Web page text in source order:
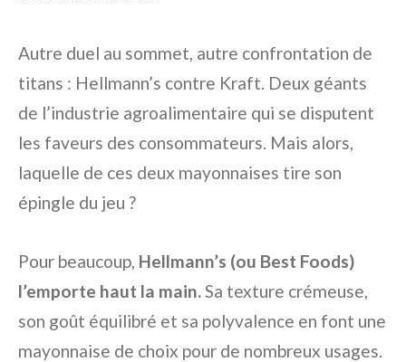
Autre duel au sommet, autre confrontation de
titans : Hellmann’s contre Kraft. Deux géants
de l’industrie agroalimentaire qui se disputent
les faveurs des consommateurs. Mais alors,
laquelle de ces deux mayonnaises tire son
épingle du jeu ?
Pour beaucoup, Hellmann’s (ou Best Foods)
l’emporte haut la main.Sa texture crémeuse,
son goût équilibré et sa polyvalence en font une
mayonnaise de choix pour de nombreux usages.